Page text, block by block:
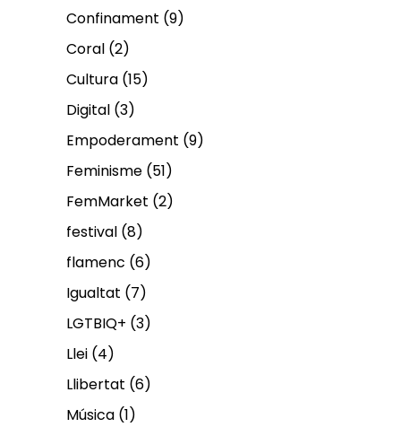
Confinament (9)
Coral (2)
Cultura (15)
Digital (3)
Empoderament (9)
Feminisme (51)
FemMarket (2)
festival (8)
flamenc (6)
Igualtat (7)
LGTBIQ+ (3)
Llei (4)
Llibertat (6)
Música (1)